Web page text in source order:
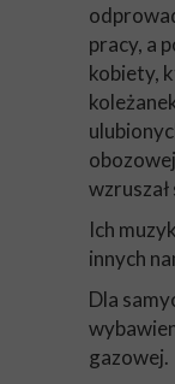
pracy, a
kobiety,
Ich
innych
Dla
gazowej.